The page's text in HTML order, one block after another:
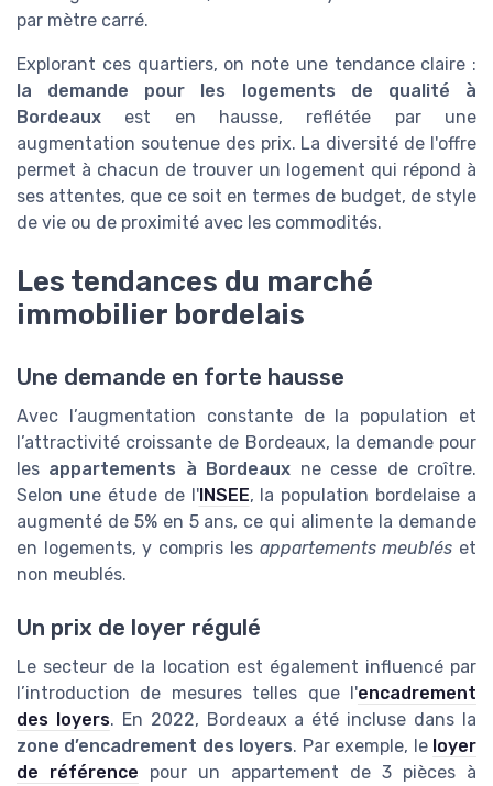
par mètre carré.
Explorant ces quartiers, on note une tendance claire :
la demande pour les logements de qualité à
Bordeaux est en hausse, reflétée par une
augmentation soutenue des prix. La diversité de l'offre
permet à chacun de trouver un logement qui répond à
ses attentes, que ce soit en termes de budget, de style
de vie ou de proximité avec les commodités.
Les tendances du marché
immobilier bordelais
Une demande en forte hausse
Avec l’augmentation constante de la population et
l’attractivité croissante de Bordeaux, la demande pour
les appartements à Bordeaux ne cesse de croître.
Selon une étude de l'INSEE, la population bordelaise a
augmenté de 5% en 5 ans, ce qui alimente la demande
en logements, y compris les appartements meublés et
non meublés.
Un prix de loyer régulé
Le secteur de la location est également influencé par
l’introduction de mesures telles que l'encadrement
des loyers. En 2022, Bordeaux a été incluse dans la
zone d’encadrement des loyers. Par exemple, le loyer
de référence pour un appartement de 3 pièces à